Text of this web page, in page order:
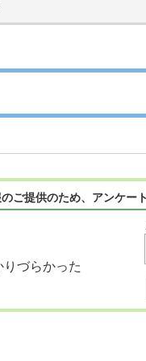
のご提供のため、アンケ
づらかった